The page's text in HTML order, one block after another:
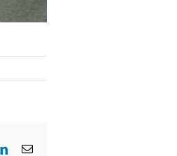
LinkedIn
E-